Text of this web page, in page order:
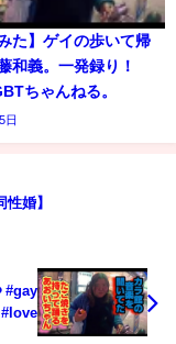
た】ゲイの歩いて帰
和義。一発録り！
ちゃんねる。
日
婚】
#gay